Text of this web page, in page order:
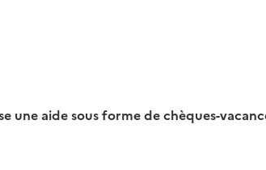
une aide sous forme de chèques-